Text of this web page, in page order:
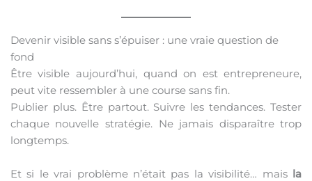
Devenir visible sans s’épuiser : une vraie question de
fond
Être visible aujourd’hui, quand on est entrepreneure,
peut vite ressembler à une course sans fin.
Publier plus. Être partout. Suivre les tendances. Tester
chaque nouvelle stratégie. Ne jamais disparaître trop
longtemps.
Et si le vrai problème n’était pas la visibilité… mais la